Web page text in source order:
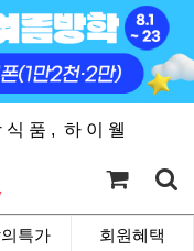
품 , 하 이 웰
특가 회원혜택